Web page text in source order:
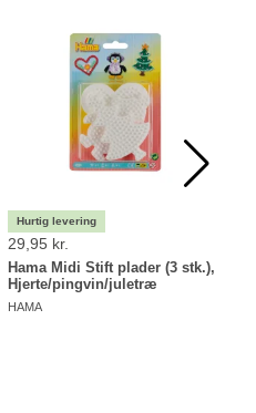
29,95 kr.
Hama Midi Stift plader (3 stk.),
Hjerte/pingvin/juletræ
HAMA